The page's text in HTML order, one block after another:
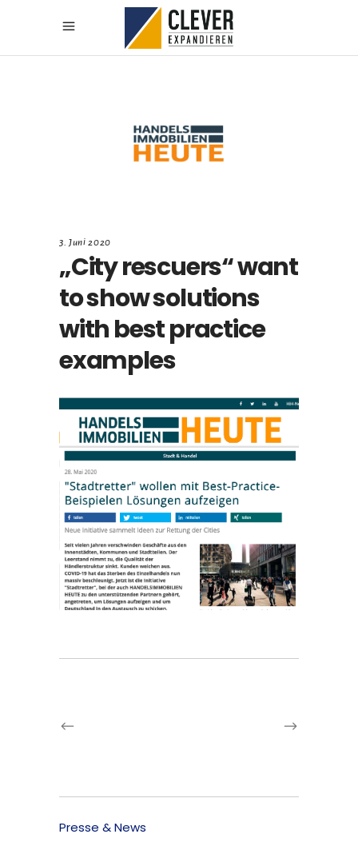
3. Juni 2020
„City rescuers“ want
to show solutions
with best practice
examples
Presse & News